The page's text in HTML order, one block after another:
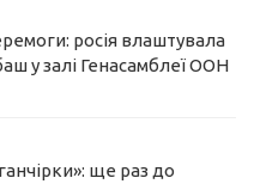
росія влаштувала
у залі Генасамблеї ООН
ще раз до